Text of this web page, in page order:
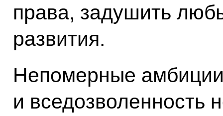
права, задушить
развития.
Непомерные
и вседозволенность